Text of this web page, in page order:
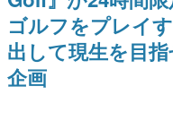
赫本
この物語を解
の形をした短
ゴルフをプレイ
出して現生を目
企画